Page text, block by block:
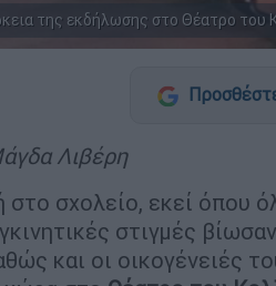
της εκδήλωσης στο Θέατρο του
Λιβέρη
στο σχολείο, εκεί όπου
στιγμές
και οι οικογένειές